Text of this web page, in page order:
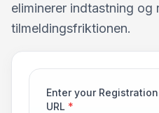
eliminerer indtastning og
tilmeldingsfriktionen.
Enter your
URL *